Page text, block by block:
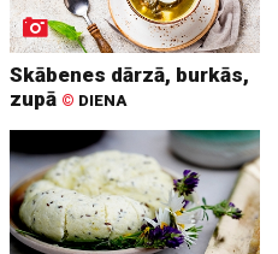
Skābenes dārzā, burkās,
zupā © DIENA